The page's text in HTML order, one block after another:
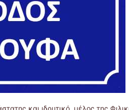
και ιδρυτικό μέλος της